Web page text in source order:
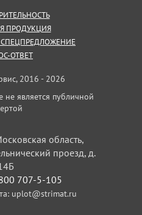
ПРОДУКЦИЯ
СПЕЦПРЕДЛОЖЕНИЕ
ОТВЕТ
2016 - 2026
является публичной
область,
проезд, д.
707-5-105
uplot@strimat.ru